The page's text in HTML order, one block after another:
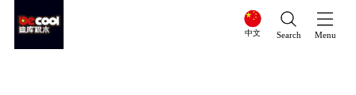
中文 Search Menu